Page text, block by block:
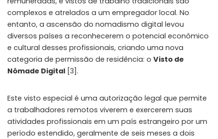
complexos e atrelados a um empregador local. No
entanto, a ascensão do nomadismo digital levou
diversos países a reconhecerem o potencial econômico
e cultural desses profissionais, criando uma nova
categoria de permissão de residência: o Visto de
Nômade Digital [3].
Este visto especial é uma autorização legal que permite
a trabalhadores remotos viverem e exercerem suas
atividades profissionais em um país estrangeiro por um
período estendido, geralmente de seis meses a dois